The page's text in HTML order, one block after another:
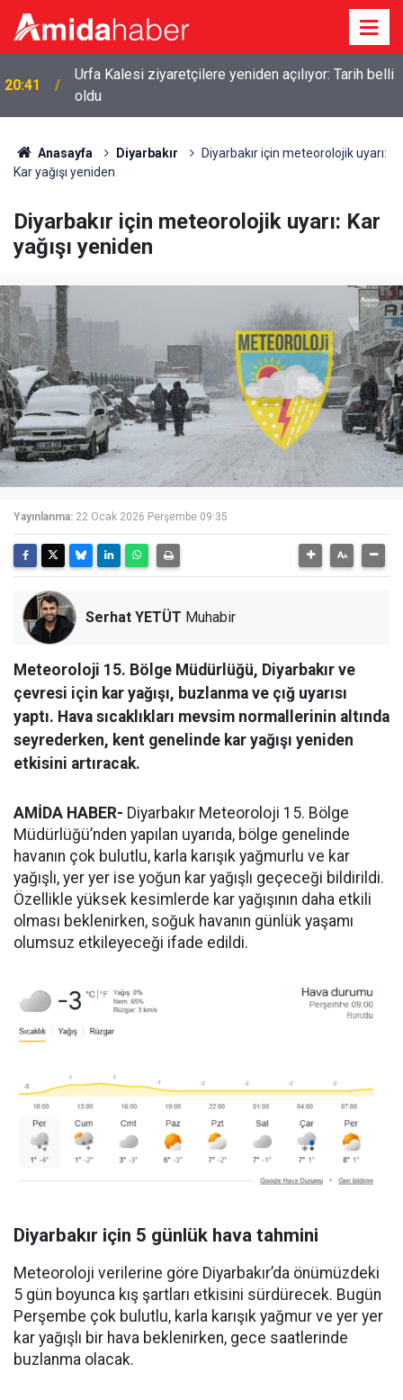
20:41
Urfa Kalesi ziyaretçilere yeniden açılıyor: Tarih belli
oldu
Anasayfa Diyarbakır
Diyarbakır için meteorolojik uyarı:
Kar yağışı yeniden
Diyarbakır için meteorolojik uyarı: Kar
yağışı yeniden
Yayınlanma: 22 Ocak 2026 Perşembe 09:35
Serhat YETÜT Muhabir
Meteoroloji 15. Bölge Müdürlüğü, Diyarbakır ve
çevresi için kar yağışı, buzlanma ve çığ uyarısı
yaptı. Hava sıcaklıkları mevsim normallerinin altında
seyrederken, kent genelinde kar yağışı yeniden
etkisini artıracak.
AMİDA HABER- Diyarbakır Meteoroloji 15. Bölge
Müdürlüğü’nden yapılan uyarıda, bölge genelinde
havanın çok bulutlu, karla karışık yağmurlu ve kar
yağışlı, yer yer ise yoğun kar yağışlı geçeceği bildirildi.
Özellikle yüksek kesimlerde kar yağışının daha etkili
olması beklenirken, soğuk havanın günlük yaşamı
olumsuz etkileyeceği ifade edildi.
Diyarbakır için 5 günlük hava tahmini
Meteoroloji verilerine göre Diyarbakır’da önümüzdeki
5 gün boyunca kış şartları etkisini sürdürecek. Bugün
Perşembe çok bulutlu, karla karışık yağmur ve yer yer
kar yağışlı bir hava beklenirken, gece saatlerinde
buzlanma olacak.